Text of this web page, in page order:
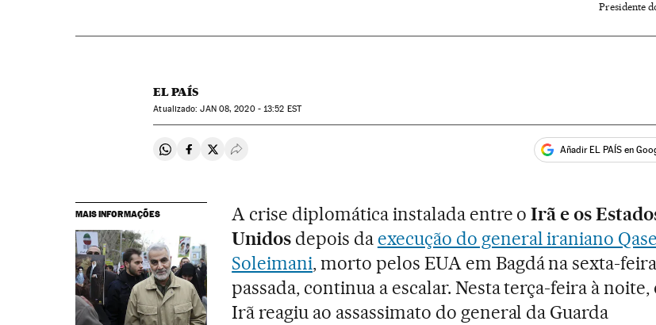
Presidente
EL PAÍS
atualizado: JAN 08, 2020 - 13:52 EST
Compartir en Whatsapp
Compartir en Facebook
Compartir en Twitter
Desplegar Redes Sociales Añadir EL PAÍS en
MAIS INFORMAÇÕES A crise diplomática instalada entre oIrã e os
Unidos depois da execução do general iraniano
Soleimani, morto pelos EUA em Bagdá na sexta-feira
passada, continua a escalar. Nesta terça-feira à noite,
Irã reagiu ao assassimato do general da Guarda